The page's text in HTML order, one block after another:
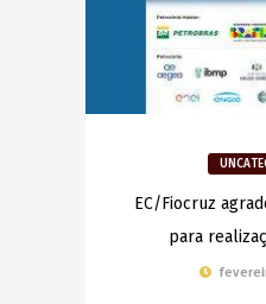
EC/Fiocruz
para